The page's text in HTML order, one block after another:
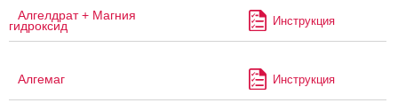
Алгелдрат + Магния
гидроксид Инструкция
Алгемаг Инструкция